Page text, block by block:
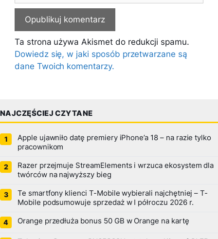
Ta strona używa Akismet do redukcji spamu.
Dowiedz się, w jaki sposób przetwarzane są
dane Twoich komentarzy.
NAJCZĘŚCIEJ CZYTANE
Apple ujawniło datę premiery iPhone’a 18 – na razie tylko
pracownikom
Razer przejmuje StreamElements i wrzuca ekosystem dla
twórców na najwyższy bieg
Te smartfony klienci T-Mobile wybierali najchętniej – T-
Mobile podsumowuje sprzedaż w I półroczu 2026 r.
Orange przedłuża bonus 50 GB w Orange na kartę